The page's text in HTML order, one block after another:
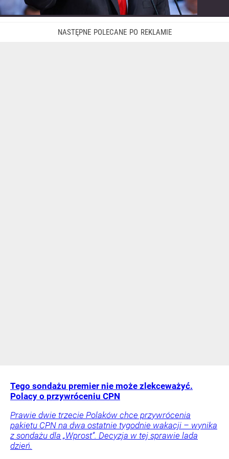
Tego sondażu premier nie może zlekceważyć.
Polacy o przywróceniu CPN
Prawie dwie trzecie Polaków chce przywrócenia
pakietu CPN na dwa ostatnie tygodnie wakacji – wynika
z sondażu dla „Wprost”. Decyzja w tej sprawie lada
dzień.